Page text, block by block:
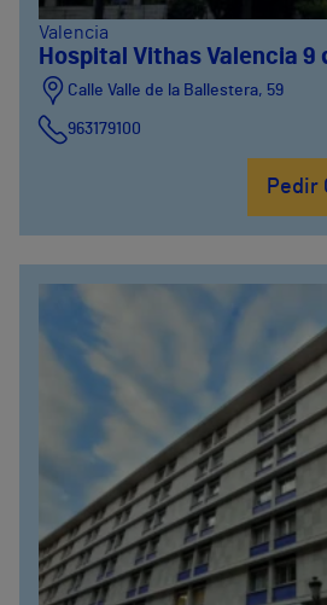
Valencia
Hospital Vithas Valencia 9
Calle Valle de la Ballestera, 59
963179100
Pedir